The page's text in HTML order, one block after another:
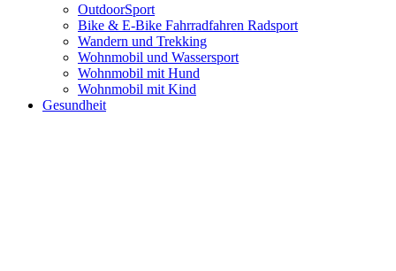
OutdoorSport
Bike & E-Bike Fahrradfahren Radsport
Wandern und Trekking
Wohnmobil und Wassersport
Wohnmobil mit Hund
Wohnmobil mit Kind
Gesundheit